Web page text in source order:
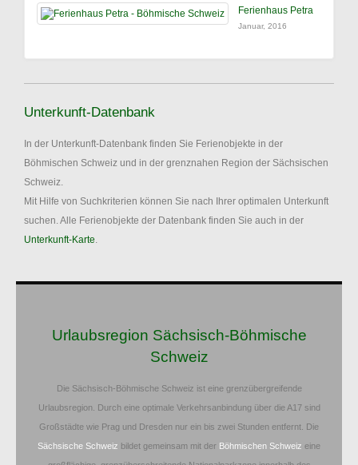
Ferienhaus Petra
Januar, 2016
Unterkunft-Datenbank
In der Unterkunft-Datenbank finden Sie Ferienobjekte in der
Böhmischen Schweiz und in der grenznahen Region der Sächsischen
Schweiz.
Mit Hilfe von Suchkriterien können Sie nach Ihrer optimalen Unterkunft
suchen. Alle Ferienobjekte der Datenbank finden Sie auch in der
Unterkunft-Karte.
Urlaubsregion Sächsisch-Böhmische
Schweiz
Die Sächsisch-Böhmische Schweiz ist eine grenzübergreifende
Urlaubsregion. Durch eine optimale Verkehrsanbindung über die A17 sind
Großstädte wie Prag und Dresden nur ein bis zwei Stunden entfernt. Die
Sächsische Schweiz bildet gemeinsam mit der Böhmischen Schweiz eine